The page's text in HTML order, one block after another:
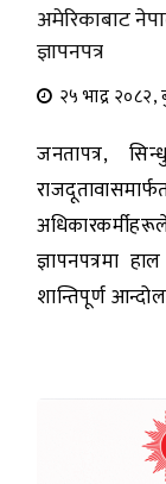
अमेरिकाबाट
ज्ञापनपत्र
२५ भाद्र
जनतापत्र,
ज्ञापनपत्रमा
शान्तिपूर्ण